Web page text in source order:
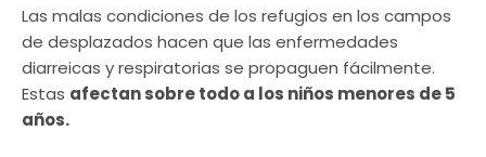
Las malas condiciones de los refugios en los campos
de desplazados hacen que las enfermedades
diarreicas y respiratorias se propaguen fácilmente.
Estas afectan sobre todo a los niños menores de 5
años.